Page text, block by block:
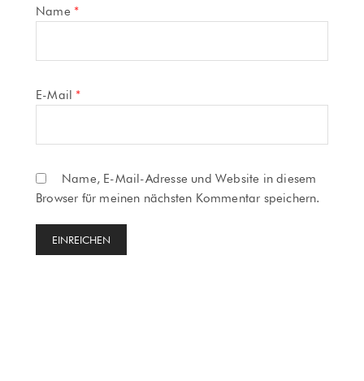
Name *
E-Mail *
Name, E-Mail-Adresse und Website in diesem
Browser für meinen nächsten Kommentar speichern.